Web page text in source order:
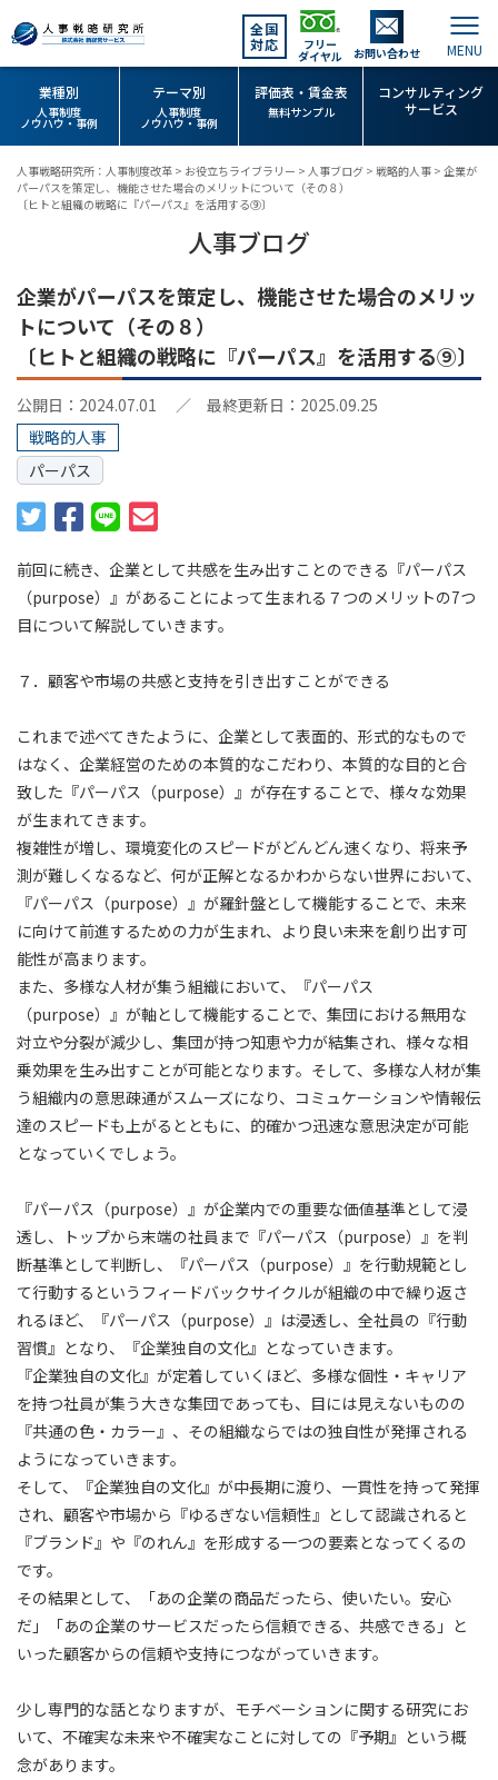
全国
対応
フリー
ダイヤル お問い合わせ
業種別
人事制度
ノウハウ・事例
テーマ別
人事制度
ノウハウ・事例
評価表・賃金表
無料サンプル
コンサルティング
サービス
人事戦略研究所：人事制度改革 > お役立ちライブラリー > 人事ブログ > 戦略的人事 > 企業が
パーパスを策定し、機能させた場合のメリットについて（その８）
〔ヒトと組織の戦略に『パーパス』を活用する⑨〕
人事ブログ
企業がパーパスを策定し、機能させた場合のメリッ
トについて（その８）
〔ヒトと組織の戦略に『パーパス』を活用する⑨〕
公開日：2024.07.01
／ 最終更新日：2025.09.25
戦略的人事
パーパス
前回に続き、企業として共感を生み出すことのできる『パーパス
（purpose）』があることによって生まれる７つのメリットの7つ
目について解説していきます。
７．顧客や市場の共感と支持を引き出すことができる
これまで述べてきたように、企業として表面的、形式的なもので
はなく、企業経営のための本質的なこだわり、本質的な目的と合
致した『パーパス（purpose）』が存在することで、様々な効果
が生まれてきます。
複雑性が増し、環境変化のスピードがどんどん速くなり、将来予
測が難しくなるなど、何が正解となるかわからない世界において、
『パーパス（purpose）』が羅針盤として機能することで、未来
に向けて前進するための力が生まれ、より良い未来を創り出す可
能性が高まります。
また、多様な人材が集う組織において、『パーパス
（purpose）』が軸として機能することで、集団における無用な
対立や分裂が減少し、集団が持つ知恵や力が結集され、様々な相
乗効果を生み出すことが可能となります。そして、多様な人材が集
う組織内の意思疎通がスムーズになり、コミュケーションや情報伝
達のスピードも上がるとともに、的確かつ迅速な意思決定が可能
となっていくでしょう。
『パーパス（purpose）』が企業内での重要な価値基準として浸
透し、トップから末端の社員まで『パーパス（purpose）』を判
断基準として判断し、『パーパス（purpose）』を行動規範とし
て行動するというフィードバックサイクルが組織の中で繰り返さ
れるほど、『パーパス（purpose）』は浸透し、全社員の『行動
習慣』となり、『企業独自の文化』となっていきます。
『企業独自の文化』が定着していくほど、多様な個性・キャリア
を持つ社員が集う大きな集団であっても、目には見えないものの
『共通の色・カラー』、その組織ならではの独自性が発揮される
ようになっていきます。
そして、『企業独自の文化』が中長期に渡り、一貫性を持って発揮
され、顧客や市場から『ゆるぎない信頼性』として認識されると
『ブランド』や『のれん』を形成する一つの要素となってくるの
です。
その結果として、「あの企業の商品だったら、使いたい。安心
だ」「あの企業のサービスだったら信頼できる、共感できる」と
いった顧客からの信頼や支持につながっていきます。
少し専門的な話となりますが、モチベーションに関する研究にお
いて、不確実な未来や不確実なことに対しての『予期』という概
念があります。